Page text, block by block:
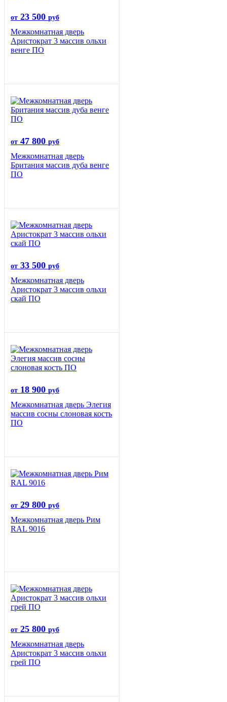
от 23 500 руб
Межкомнатная дверь
Аристократ 3 массив ольхи
венге ПО
от 47 800 руб
Межкомнатная дверь
Британия массив дуба венге
ПО
от 33 500 руб
Межкомнатная дверь
Аристократ 3 массив ольхи
скай ПО
от 18 900 руб
Межкомнатная дверь Элегия
массив сосны слоновая кость
ПО
от 29 800 руб
Межкомнатная дверь Рим
RAL 9016
от 25 800 руб
Межкомнатная дверь
Аристократ 3 массив ольхи
грей ПО